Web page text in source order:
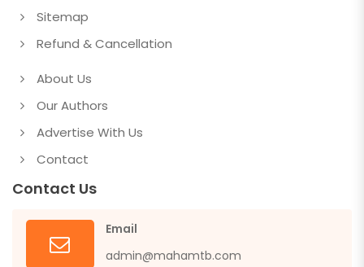
Sitemap
Refund & Cancellation
About Us
Our Authors
Advertise With Us
Contact
Contact Us
Email
admin@mahamtb.com